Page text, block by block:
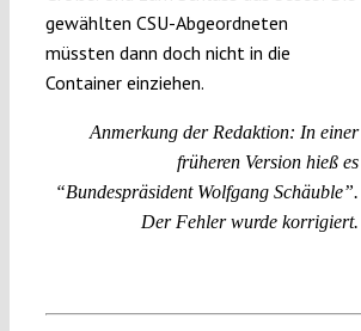
gewählten CSU-Abgeordneten
müssten dann doch nicht in die
Container einziehen.
Anmerkung der Redaktion: In einer
früheren Version hieß es
“Bundespräsident Wolfgang Schäuble”.
Der Fehler wurde korrigiert.